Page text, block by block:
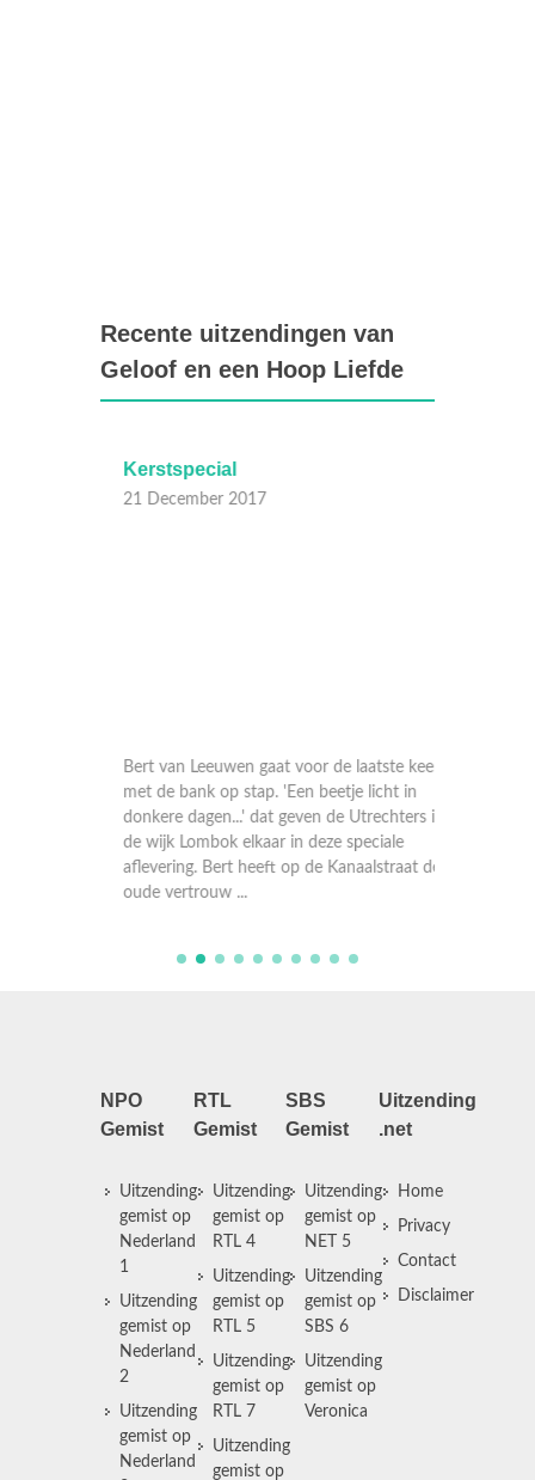
Recente uitzendingen van
Geloof en een Hoop Liefde
Kerstspecial
21 December 2017
Bert van Leeuwen gaat voor de laatste keer
met de bank op stap. 'Een beetje licht in
donkere dagen...' dat geven de Utrechters in
de wijk Lombok elkaar in deze speciale
aflevering. Bert heeft op de Kanaalstraat de
oude vertrouw ...
NPO
Gemist
Uitzending
gemist op
Nederland
1
Uitzending
gemist op
Nederland
2
Uitzending
gemist op
Nederland
RTL
Gemist
Uitzending
gemist op
RTL 4
Uitzending
gemist op
RTL 5
Uitzending
gemist op
RTL 7
Uitzending
gemist op
SBS
Gemist
Uitzending
gemist op
NET 5
Uitzending
gemist op
SBS 6
Uitzending
gemist op
Veronica
Uitzending
.net
Home
Privacy
Contact
Disclaimer